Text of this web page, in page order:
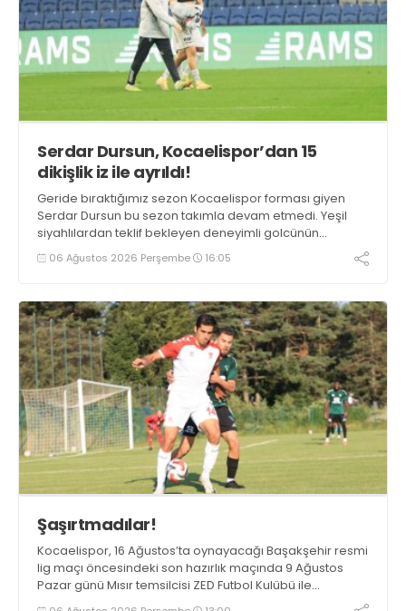
Serdar Dursun, Kocaelispor’dan 15
dikişlik iz ile ayrıldı!
Geride bıraktığımız sezon Kocaelispor forması giyen
Serdar Dursun bu sezon takımla devam etmedi. Yeşil
siyahlılardan teklif bekleyen deneyimli golcünün
Gaziantep FK ile söz kesecek.
06 Ağustos 2026 Perşembe 16:05
Şaşırtmadılar!
Kocaelispor, 16 Ağustos’ta oynayacağı Başakşehir resmi
lig maçı öncesindeki son hazırlık maçında 9 Ağustos
Pazar günü Mısır temsilcisi ZED Futbol Kulübü ile
karşılaşacak.